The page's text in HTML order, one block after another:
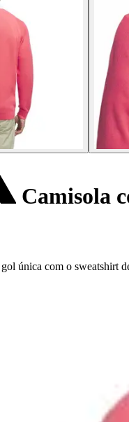
Camisola
única com o sweatshirt